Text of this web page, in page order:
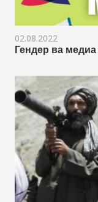
02.08.2022
Гендер ва медиа